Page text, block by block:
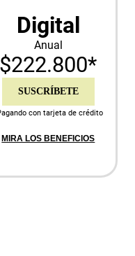
Digital
Anual
$222.800*
SUSCRÍBETE
con tarjeta de crédito
MIRA LOS BENEFICIOS